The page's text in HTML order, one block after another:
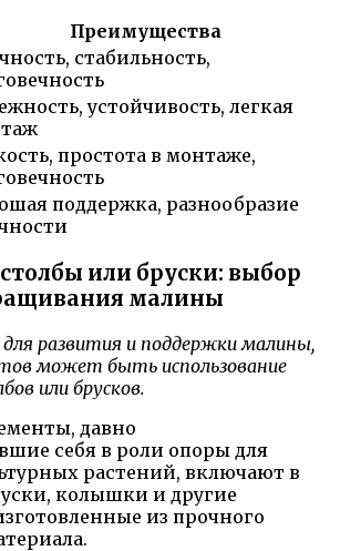
Преимущества
стабильность,
устойчивость, легкая
простота в монтаже,
поддержка, разнообразие
или бруски: выбор
малины
развития и поддержки малины,
может быть использование
или брусков.
давно
себя в роли опоры для
растений, включают в
колышки и другие
из прочного